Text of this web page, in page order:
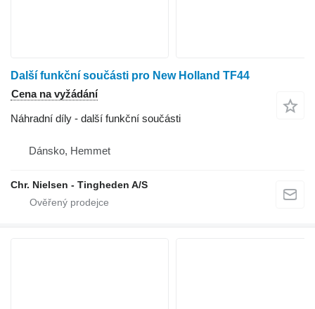
Další funkční součásti pro New Holland TF44
Cena na vyžádání
Náhradní díly - další funkční součásti
Dánsko, Hemmet
Chr. Nielsen - Tingheden A/S